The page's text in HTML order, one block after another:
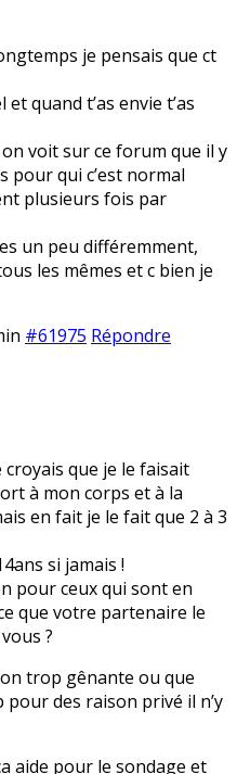
je pensais que ct
quand t’as envie t’as
voit sur ce forum que il y
pour qui c’est normal
plusieurs fois par
un peu différemment,
les mêmes et c bien je
#61975 Répondre
que je le faisait
à mon corps et à la
en fait je le fait que 2 à 3
si jamais !
pour ceux qui sont en
que votre partenaire le
?
trop gênante ou que
des raison privé il n’y
aide pour le sondage et